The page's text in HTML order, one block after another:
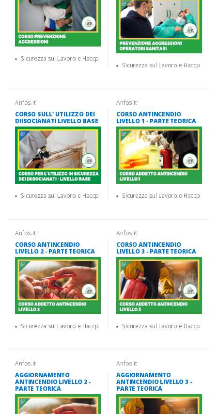
Sicurezza sul Lavoro e Haccp
Sicurezza sul Lavoro e Haccp
Anfos.it
CORSO SULL' UTILIZZO DEI
DIISOCIANATI LIVELLO BASE
Sicurezza sul Lavoro e Haccp
Anfos.it
CORSO ANTINCENDIO
LIVELLO 1 - PARTE TEORICA
Sicurezza sul Lavoro e Haccp
Anfos.it
CORSO ANTINCENDIO
LIVELLO 2 - PARTE TEORICA
Sicurezza sul Lavoro e Haccp
Anfos.it
CORSO ANTINCENDIO
LIVELLO 3 - PARTE TEORICA
Sicurezza sul Lavoro e Haccp
Anfos.it
AGGIORNAMENTO
ANTINCENDIO LIVELLO 2 -
PARTE TEORICA
Anfos.it
AGGIORNAMENTO
ANTINCENDIO LIVELLO 3 -
PARTE TEORICA